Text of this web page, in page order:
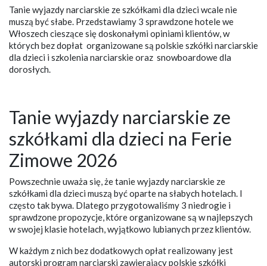
Tanie wyjazdy narciarskie ze szkółkami dla dzieci wcale nie
muszą być słabe. Przedstawiamy 3 sprawdzone hotele we
Włoszech cieszące się doskonałymi opiniami klientów, w
których bez dopłat organizowane są polskie szkółki narciarskie
dla dzieci i szkolenia narciarskie oraz snowboardowe dla
dorosłych.
Tanie wyjazdy narciarskie ze
szkółkami dla dzieci na Ferie
Zimowe 2026
Powszechnie uważa się, że tanie wyjazdy narciarskie ze
szkółkami dla dzieci muszą być oparte na słabych hotelach. I
często tak bywa. Dlatego przygotowaliśmy 3 niedrogie i
sprawdzone propozycje, które organizowane są w najlepszych
w swojej klasie hotelach, wyjątkowo lubianych przez klientów.
W każdym z nich bez dodatkowych opłat realizowany jest
autorski program narciarski zawierający polskie szkółki